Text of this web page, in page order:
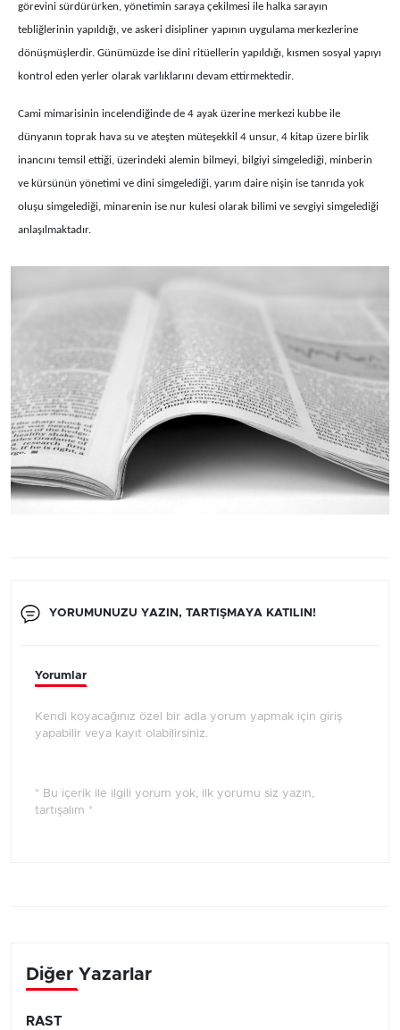
görevini sürdürürken, yönetimin saraya çekilmesi ile halka sarayın
tebliğlerinin yapıldığı, ve askeri disipliner yapının uygulama merkezlerine
dönüşmüşlerdir. Günümüzde ise dini ritüellerin yapıldığı, kısmen sosyal yapıyı
kontrol eden yerler olarak varlıklarını devam ettirmektedir.
Cami mimarisinin incelendiğinde de 4 ayak üzerine merkezi kubbe ile
dünyanın toprak hava su ve ateşten müteşekkil 4 unsur, 4 kitap üzere birlik
inancını temsil ettiği, üzerindeki alemin bilmeyi, bilgiyi simgelediği, minberin
ve kürsünün yönetimi ve dini simgelediği, yarım daire nişin ise tanrıda yok
oluşu simgelediği, minarenin ise nur kulesi olarak bilimi ve sevgiyi simgelediği
anlaşılmaktadır.
YORUMUNUZU YAZIN, TARTIŞMAYA KATILIN!
Yorumlar
Kendi koyacağınız özel bir adla yorum yapmak için giriş
yapabilir veya kayıt olabilirsiniz.
* Bu içerik ile ilgili yorum yok, ilk yorumu siz yazın,
tartışalım *
Diğer Yazarlar
RAST